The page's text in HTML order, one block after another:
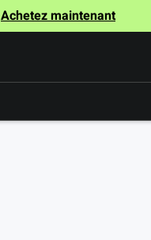
Achetez maintenant